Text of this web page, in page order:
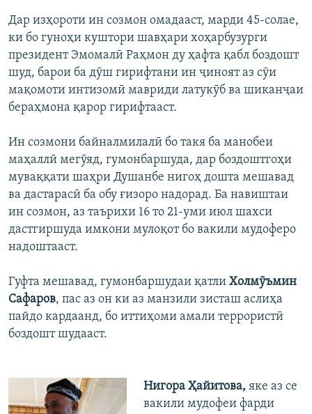
Дар изҳороти ин созмон омадааст, марди 45-солае,
ки бо гуноҳи куштори шавҳари хоҳарбузурги
президент Эмомалӣ Раҳмон ду ҳафта қабл боздошт
шуд, барои ба дӯш гирифтани ин ҷиноят аз сӯи
мақомоти интизомӣ мавриди латукӯб ва шиканҷаи
бераҳмона қарор гирифтааст.
Ин созмони байналмилалӣ бо такя ба манобеи
маҳаллӣ мегӯяд, гумонбаршуда, дар боздоштгоҳи
муваққати шаҳри Душанбе нигоҳ дошта мешавад
ва дастарасӣ ба обу ғизоро надорад. Ба навиштаи
ин созмон, аз таърихи 16 то 21-уми июл шахси
дастгиршуда имкони мулоқот бо вакили мудоферо
надоштааст.
Гуфта мешавад, гумонбаршудаи қатли Холмӯъмин
Сафаров, пас аз он ки аз манзили зисташ аслиҳа
пайдо кардаанд, бо иттиҳоми амали террористӣ
боздошт шудааст.
Нигора Ҳайитова, яке аз се
вакили мудофеи фарди